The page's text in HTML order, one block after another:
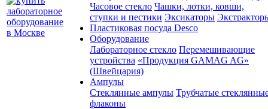
Часовое стекло Чашки, лотки, ковши,
ступки и пестики Эксикаторы
Пластиковая посуда Desco
Оборудование
Лабораторное стекло Перемешивающие
устройства «Продукция GAMAG AG»
(Швейцария)
Ампулы
Стеклянные ампулы Трубчатые
флаконы